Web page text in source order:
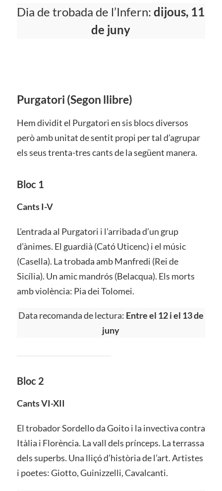
Dia de trobada de l’Infern:dijous, 11
de juny
Purgatori (Segon llibre)
Hem dividit el Purgatori en sis blocs diversos
però amb unitat de sentit propi per tal d’agrupar
els seus trenta-tres cants de la següent manera.
Bloc 1
Cants I-V
L’entrada al Purgatori i l’arribada d’un grup
d’ànimes. El guardià (Cató Uticenc) i el músic
(Casella). La trobada amb Manfredi (Rei de
Sicília). Un amic mandrós (Belacqua). Els morts
amb violència: Pia dei Tolomei.
Data recomanda de lectura: Entre el 12 i el 13 de
juny
Bloc 2
Cants VI-XII
El trobador Sordello da Goito i la invectiva contra
Itàlia i Florència. La vall dels prínceps. La terrassa
dels superbs. Una lliçó d’història de l’art. Artistes
i poetes: Giotto, Guinizzelli, Cavalcanti.